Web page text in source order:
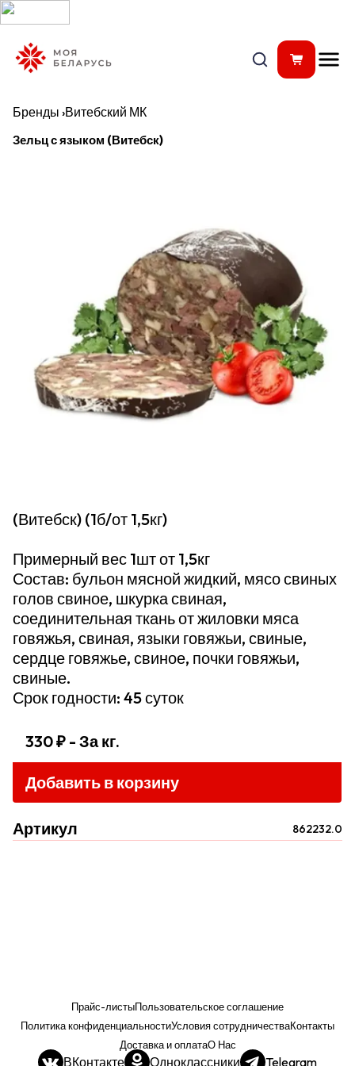
Бренды ›Витебский МК
Зельц с языком (Витебск)
(Витебск) (1б/от 1,5кг)
Примерный вес 1шт от 1,5кг
Состав: бульон мясной жидкий, мясо свиных
голов свиное, шкурка свиная,
соединительная ткань от жиловки мяса
говяжья, свиная, языки говяжьи, свиные,
сердце говяжье, свиное, почки говяжьи,
свиные.
Срок годности: 45 суток
330 ₽ - За кг.
Добавить в корзину
Артикул 862232.0
Прайс-листыПользовательское соглашение
Политика конфиденциальностиУсловия сотрудничестваКонтакты
Доставка и оплатаО Нас
ВКонтакте Одноклассники Telegram